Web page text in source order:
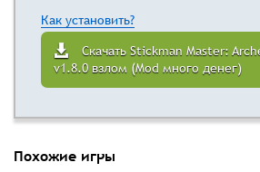
Как установить?
Скачать Stickman Master:
v1.8.0 взлом (Mod много денег)
Похожие игры